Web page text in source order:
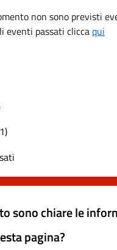
non sono previsti
eventi passati cliccaqui
sono chiare le
pagina?